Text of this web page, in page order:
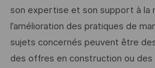
son expertise et son support à la
l’amélioration des pratiques de
sujets concernés peuvent être
des offres en construction ou